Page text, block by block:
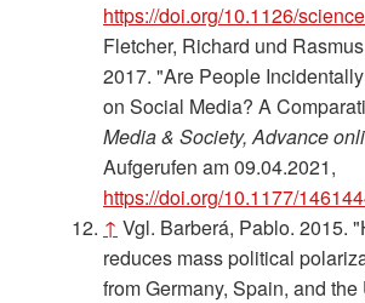
https://doi.org/10.1126/
Fletcher, Richard und
2017. "Are People
on Social Media? A
Media & Society, Advance
Aufgerufen am 09.04.2021,
https://doi.org/10.1177/
↑ Vgl. Barberá, Pablo. 2015.
reduces mass political
from Germany, Spain, and the